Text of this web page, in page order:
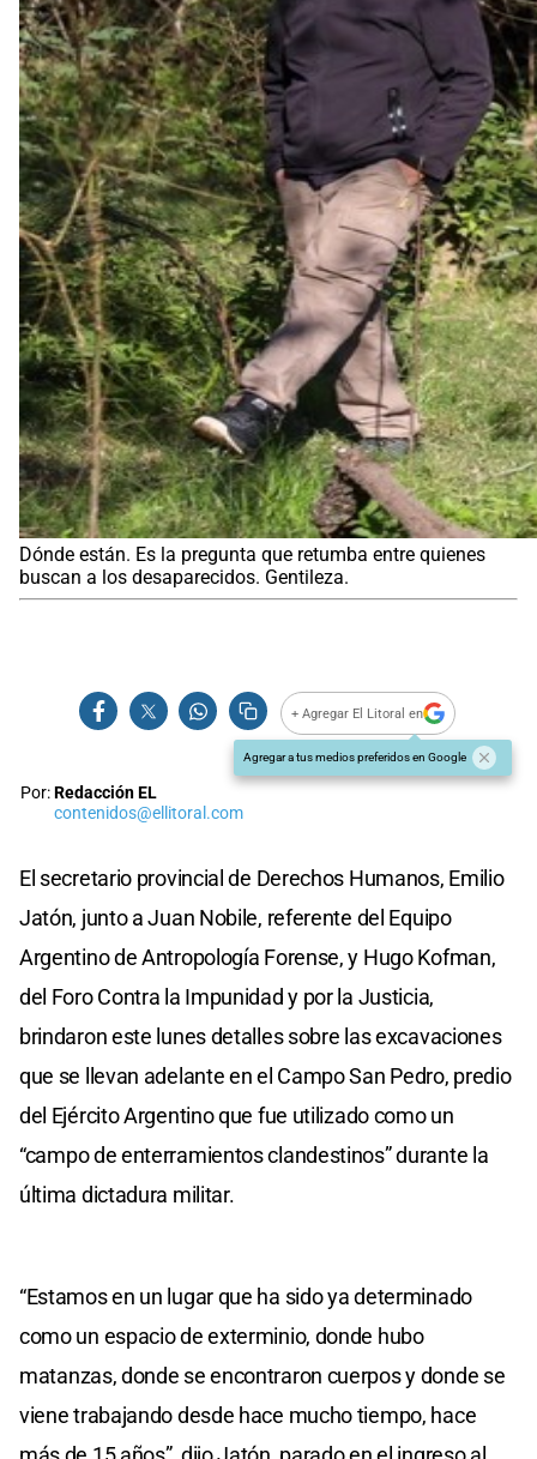
Dónde están. Es la pregunta que retumba entre quienes
buscan a los desaparecidos. Gentileza.
+ Agregar El Litoral en
Agregar a tus medios preferidos en Google
Por:Redacción EL
contenidos@ellitoral.com
El secretario provincial de Derechos Humanos, Emilio
Jatón, junto a Juan Nobile, referente del Equipo
Argentino de Antropología Forense, y Hugo Kofman,
del Foro Contra la Impunidad y por la Justicia,
brindaron este lunes detalles sobre las excavaciones
que se llevan adelante en el Campo San Pedro, predio
del Ejército Argentino que fue utilizado como un
“campo de enterramientos clandestinos” durante la
última dictadura militar.
“Estamos en un lugar que ha sido ya determinado
como un espacio de exterminio, donde hubo
matanzas, donde se encontraron cuerpos y donde se
viene trabajando desde hace mucho tiempo, hace